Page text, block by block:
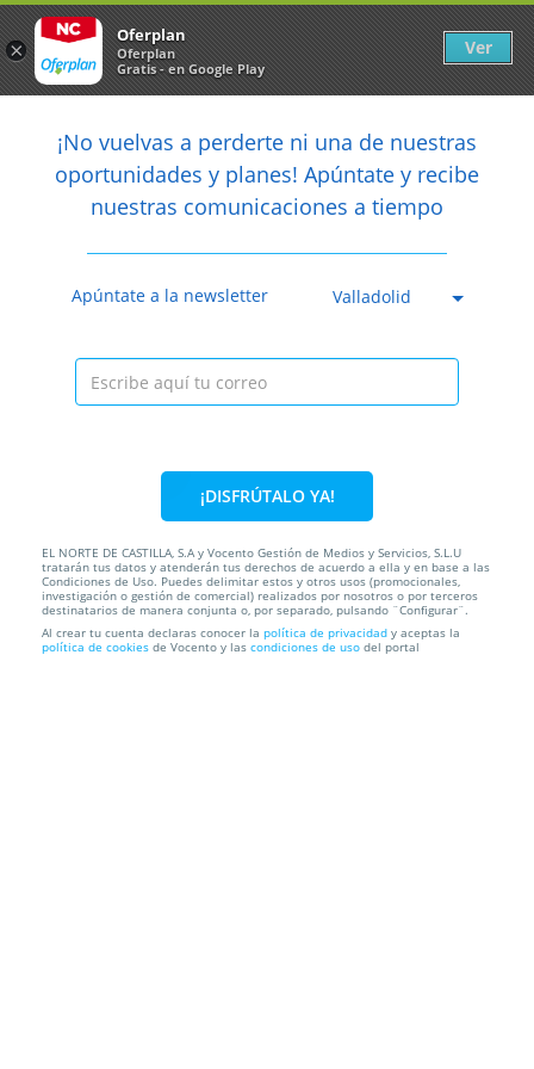

Caducada
Anterior
13% 45€ 39€
Descenso del Sella para toda la familia: canoa,
rampa de lan...
AVENTURAS EN EL SELLA - LÁNZATE AL SELLA
arrow_back Newsletter
¡No vuelvas a perderte ni una de nuestras
oportunidades y planes! Apúntate y recibe
nuestras comunicaciones a tiempo
Apúntate a la newsletter Valladolid
¡DISFRÚTALO YA!
EL NORTE DE CASTILLA, S.A y Vocento Gestión de Medios y Servicios, S.L.U
tratarán tus datos y atenderán tus derechos de acuerdo a ella y en base a las
Condiciones de Uso. Puedes delimitar estos y otros usos (promocionales,
investigación o gestión de comercial) realizados por nosotros o por terceros
destinatarios de manera conjunta o, por separado, pulsando ¨Configurar¨.
Al crear tu cuenta declaras conocer la política de privacidad y aceptas la
política de cookies de Vocento y las condiciones de uso del portal
×
Oferplan
Oferplan
Gratis - en Google Play
Ver